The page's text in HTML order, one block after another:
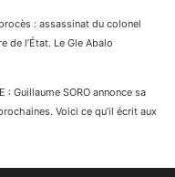
: assassinat du colonel
de l’État. Le Gle Abalo
: Guillaume SORO annonce sa
Voici ce qu’il écrit aux